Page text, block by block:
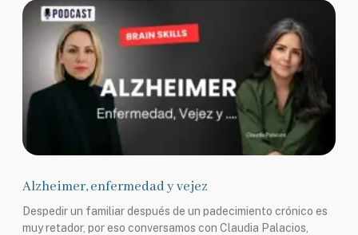
Alzheimer, enfermedad y vejez
Despedir un familiar después de un padecimiento crónico es
muy retador, por eso conversamos con Claudia Palacios,